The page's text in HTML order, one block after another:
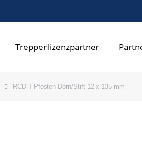
Treppenlizenzpartner
RCD T-Pfosten Dorn/Stift 12 x 135 mm